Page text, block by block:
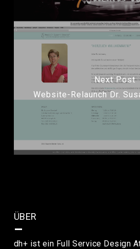
Next Post
Website-Relaunch Dr.
ÜBER
–
dh+ ist ein Full Service Design